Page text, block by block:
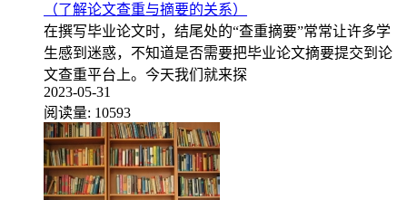
（了解论文查重与摘要的关系）
在撰写毕业论文时，结尾处的“查重摘要”常常让许多学
生感到迷惑，不知道是否需要把毕业论文摘要提交到论
文查重平台上。今天我们就来探
2023-05-31
阅读量: 10593